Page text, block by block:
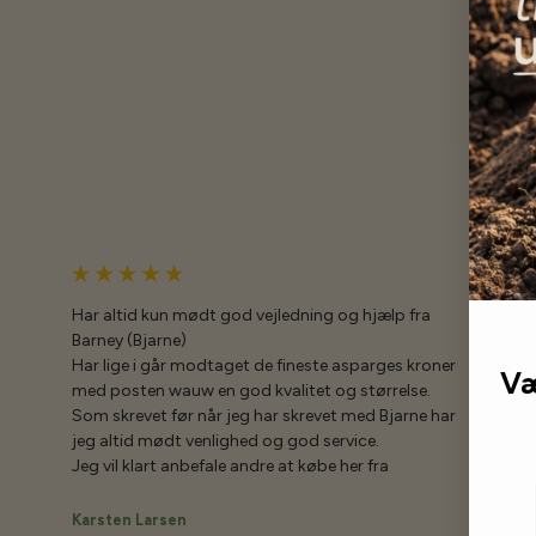
Har altid kun mødt god vejledning og hjælp fra
Barney (Bjarne)
Har lige i går modtaget de fineste asparges kroner
med posten wauw en god kvalitet og størrelse.
Som skrevet før når jeg har skrevet med Bjarne har
jeg altid mødt venlighed og god service.
Jeg vil klart anbefale andre at købe her fra
Karsten Larsen